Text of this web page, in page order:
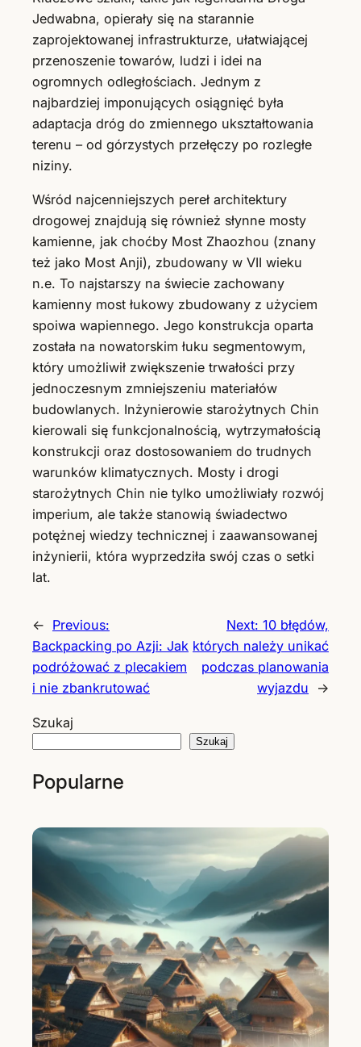
Jedwabna, opierały się na starannie
zaprojektowanej infrastrukturze, ułatwiającej
przenoszenie towarów, ludzi i idei na
ogromnych odległościach. Jednym z
najbardziej imponujących osiągnięć była
adaptacja dróg do zmiennego ukształtowania
terenu – od górzystych przełęczy po rozległe
niziny.
Wśród najcenniejszych pereł architektury
drogowej znajdują się również słynne mosty
kamienne, jak choćby Most Zhaozhou (znany
też jako Most Anji), zbudowany w VII wieku
n.e. To najstarszy na świecie zachowany
kamienny most łukowy zbudowany z użyciem
spoiwa wapiennego. Jego konstrukcja oparta
została na nowatorskim łuku segmentowym,
który umożliwił zwiększenie trwałości przy
jednoczesnym zmniejszeniu materiałów
budowlanych. Inżynierowie starożytnych Chin
kierowali się funkcjonalnością, wytrzymałością
konstrukcji oraz dostosowaniem do trudnych
warunków klimatycznych. Mosty i drogi
starożytnych Chin nie tylko umożliwiały rozwój
imperium, ale także stanowią świadectwo
potężnej wiedzy technicznej i zaawansowanej
inżynierii, która wyprzedziła swój czas o setki
lat.
← Previous:
Backpacking po Azji: Jak
podróżować z plecakiem
i nie zbankrutować
Next: 10 błędów,
których należy unikać
podczas planowania
wyjazdu
→
Szukaj
Szukaj
Popularne